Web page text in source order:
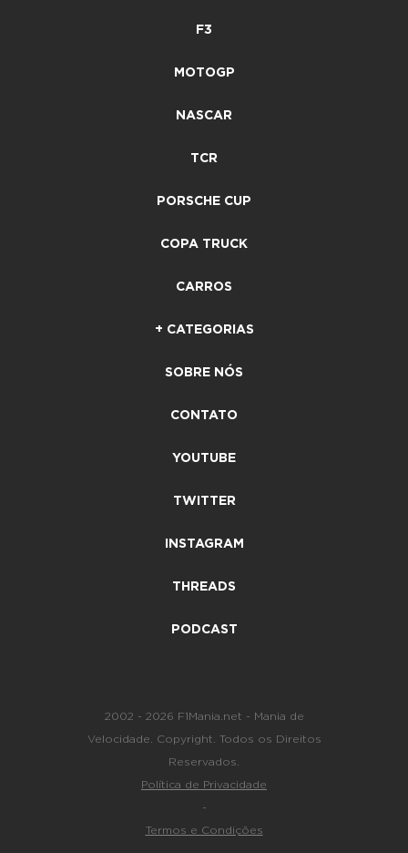
F3
MOTOGP
NASCAR
TCR
PORSCHE CUP
COPA TRUCK
CARROS
+ CATEGORIAS
SOBRE NÓS
CONTATO
YOUTUBE
TWITTER
INSTAGRAM
THREADS
PODCAST
2002 - 2026 F1Mania.net - Mania de
Velocidade. Copyright. Todos os Direitos
Reservados.
Política de Privacidade
-
Termos e Condições